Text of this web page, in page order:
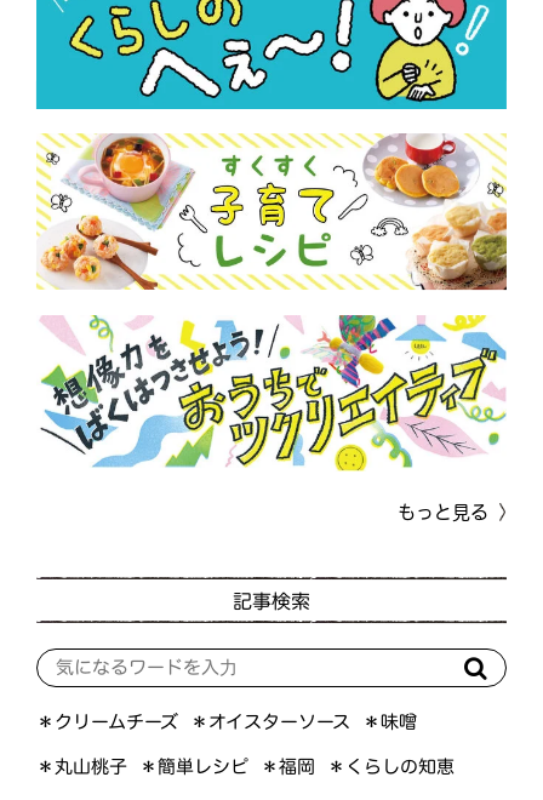
もっと見る
記事検索
＊クリームチーズ ＊オイスターソース ＊味噌
＊丸山桃子 ＊簡単レシピ ＊福岡 ＊くらしの知恵